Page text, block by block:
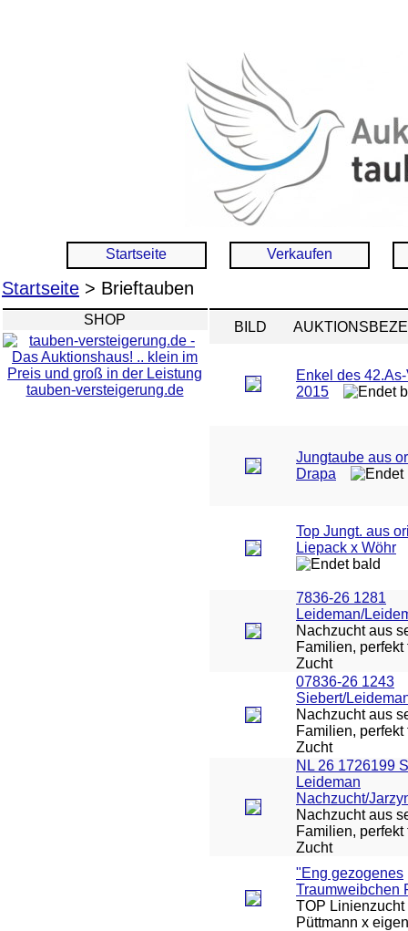
Startseite Verkaufen
Startseite > Brieftauben
SHOP
tauben-versteigerung.de
BILD
Enkel des
2015
Jungtaube aus
Drapa
Top Jungt. aus
Liepack x Wöhr
7836-26 1281
Leideman/
Nachzucht aus
Familien, perfekt
Zucht
07836-26 1243
Siebert/
Nachzucht aus
Familien, perfekt
Zucht
NL 26 1726199
Leideman
Nachzucht/
Nachzucht aus
Familien, perfekt
Zucht
"Eng gezogenes
Traumweibchen
TOP Linienzucht
Püttmann x